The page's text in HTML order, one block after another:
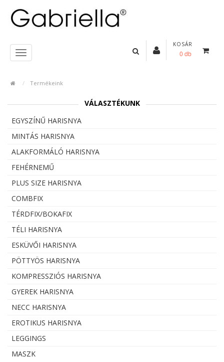
KOSÁR
0 db
Termékeink
VÁLASZTÉKUNK
EGYSZÍNŰ HARISNYA
MINTÁS HARISNYA
ALAKFORMÁLÓ HARISNYA
FEHÉRNEMŰ
PLUS SIZE HARISNYA
COMBFIX
TÉRDFIX/BOKAFIX
TÉLI HARISNYA
ESKÜVŐI HARISNYA
PÖTTYÖS HARISNYA
KOMPRESSZIÓS HARISNYA
GYEREK HARISNYA
NECC HARISNYA
EROTIKUS HARISNYA
LEGGINGS
MASZK